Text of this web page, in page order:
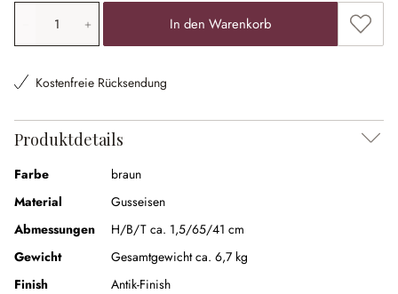
Produkt Anzahl: Gib den gewünschten Wert ein oder
In den Warenkorb Zum
Kostenfreie Rücksendung
Produktdetails
Farbe
braun
Material
Gusseisen
Abmessungen
H/B/T ca. 1,5/65/41 cm
Gewicht
Gesamtgewicht ca. 6,7 kg
Finish
Antik-Finish